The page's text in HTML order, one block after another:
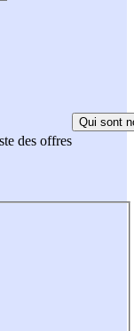
des offres
Qui sont